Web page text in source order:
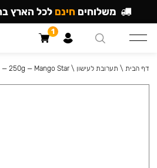
דף הבית \ תערובת לעישון \
250g — Mango Star
משלוחים חינם לכל הארץ
1